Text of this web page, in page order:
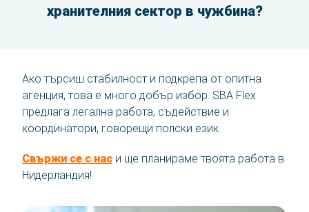
хранителния сектор в чужбина?
Ако търсиш стабилност и подкрепа от опитна
агенция, това е много добър избор. SBA Flex
предлага легална работа, съдействие и
координатори, говорещи полски език.
Свържи се с нас и ще планираме твоята работа в
Нидерландия!